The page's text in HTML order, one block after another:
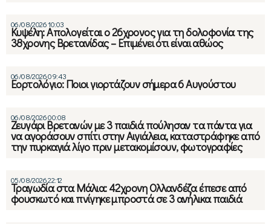
06/08/2026 10:03
Κυψέλη: Απολογείται ο 26χρονος για τη δολοφονία της
38χρονης Βρετανίδας – Επιμένει ότι είναι αθώος
06/08/2026 09:43
Εορτολόγιο: Ποιοι γιορτάζουν σήμερα 6 Αυγούστου
06/08/2026 00:08
Ζευγάρι Βρετανών με 3 παιδιά πούλησαν τα πάντα για
να αγοράσουν σπίτι στην Αιγιάλεια, καταστράφηκε από
την πυρκαγιά λίγο πριν μετακομίσουν, φωτογραφίες
05/08/2026 22:12
Τραγωδία στα Μάλια: 42χρονη Ολλανδέζα έπεσε από
φουσκωτό και πνίγηκε μπροστά σε 3 ανήλικα παιδιά